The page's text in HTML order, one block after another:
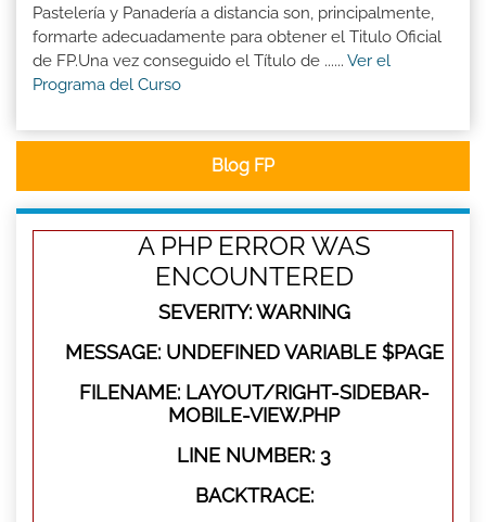
Pastelería y Panadería a distancia son, principalmente,
formarte adecuadamente para obtener el Titulo Oficial
de FP.Una vez conseguido el Título de ...... Ver el
Programa del Curso
Blog FP
A PHP ERROR WAS
ENCOUNTERED
SEVERITY: WARNING
MESSAGE: UNDEFINED VARIABLE $PAGE
FILENAME: LAYOUT/RIGHT-SIDEBAR-
MOBILE-VIEW.PHP
LINE NUMBER: 3
BACKTRACE: